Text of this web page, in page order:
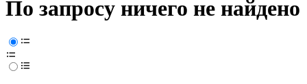
По запросу ничего не найдено